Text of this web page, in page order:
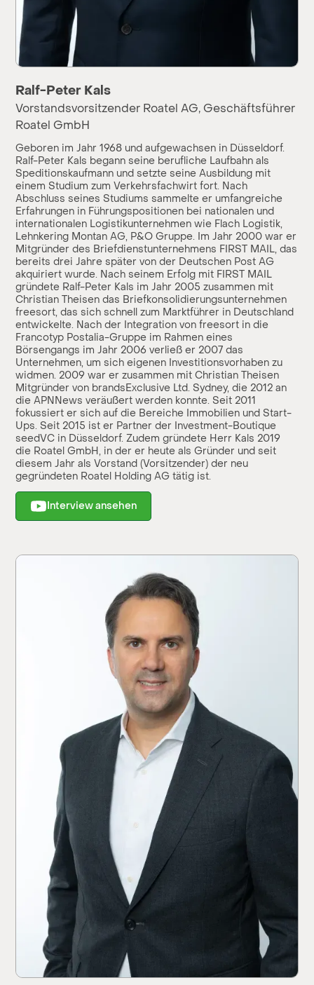
Ralf-Peter Kals
Vorstandsvorsitzender Roatel AG, Geschäftsführer
Roatel GmbH
Geboren im Jahr 1968 und aufgewachsen in Düsseldorf.
Ralf-Peter Kals begann seine berufliche Laufbahn als
Speditionskaufmann und setzte seine Ausbildung mit
einem Studium zum Verkehrsfachwirt fort. Nach
Abschluss seines Studiums sammelte er umfangreiche
Erfahrungen in Führungspositionen bei nationalen und
internationalen Logistikunternehmen wie Flach Logistik,
Lehnkering Montan AG, P&O Gruppe. Im Jahr 2000 war er
Mitgründer des Briefdienstunternehmens FIRST MAIL, das
bereits drei Jahre später von der Deutschen Post AG
akquiriert wurde. Nach seinem Erfolg mit FIRST MAIL
gründete Ralf-Peter Kals im Jahr 2005 zusammen mit
Christian Theisen das Briefkonsolidierungsunternehmen
freesort, das sich schnell zum Marktführer in Deutschland
entwickelte. Nach der Integration von freesort in die
Francotyp Postalia-Gruppe im Rahmen eines
Börsengangs im Jahr 2006 verließ er 2007 das
Unternehmen, um sich eigenen Investitionsvorhaben zu
widmen. 2009 war er zusammen mit Christian Theisen
Mitgründer von brandsExclusive Ltd. Sydney, die 2012 an
die APNNews veräußert werden konnte. Seit 2011
fokussiert er sich auf die Bereiche Immobilien und Start-
Ups. Seit 2015 ist er Partner der Investment-Boutique
seedVC in Düsseldorf. Zudem gründete Herr Kals 2019
die Roatel GmbH, in der er heute als Gründer und seit
diesem Jahr als Vorstand (Vorsitzender) der neu
gegründeten Roatel Holding AG tätig ist.
Interview ansehen